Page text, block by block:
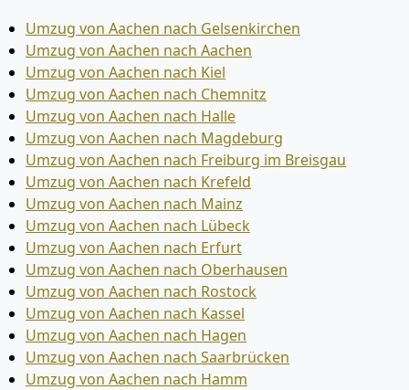
Umzug von Aachen nach Gelsenkirchen
Umzug von Aachen nach Aachen
Umzug von Aachen nach Kiel
Umzug von Aachen nach Chemnitz
Umzug von Aachen nach Halle
Umzug von Aachen nach Magdeburg
Umzug von Aachen nach Freiburg im Breisgau
Umzug von Aachen nach Krefeld
Umzug von Aachen nach Mainz
Umzug von Aachen nach Lübeck
Umzug von Aachen nach Erfurt
Umzug von Aachen nach Oberhausen
Umzug von Aachen nach Rostock
Umzug von Aachen nach Kassel
Umzug von Aachen nach Hagen
Umzug von Aachen nach Saarbrücken
Umzug von Aachen nach Hamm